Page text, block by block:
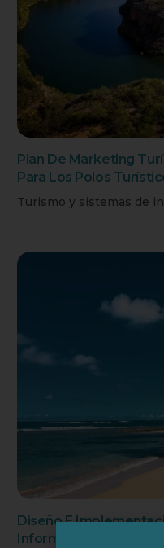
Plan De Marketing
Para Los Polos
Turismo y sistemas de
Diseño E
Información